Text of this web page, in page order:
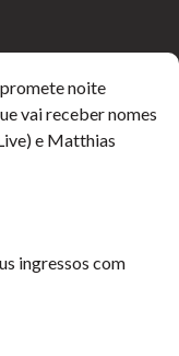
promete noite
vai receber nomes
e Matthias
ingressos com